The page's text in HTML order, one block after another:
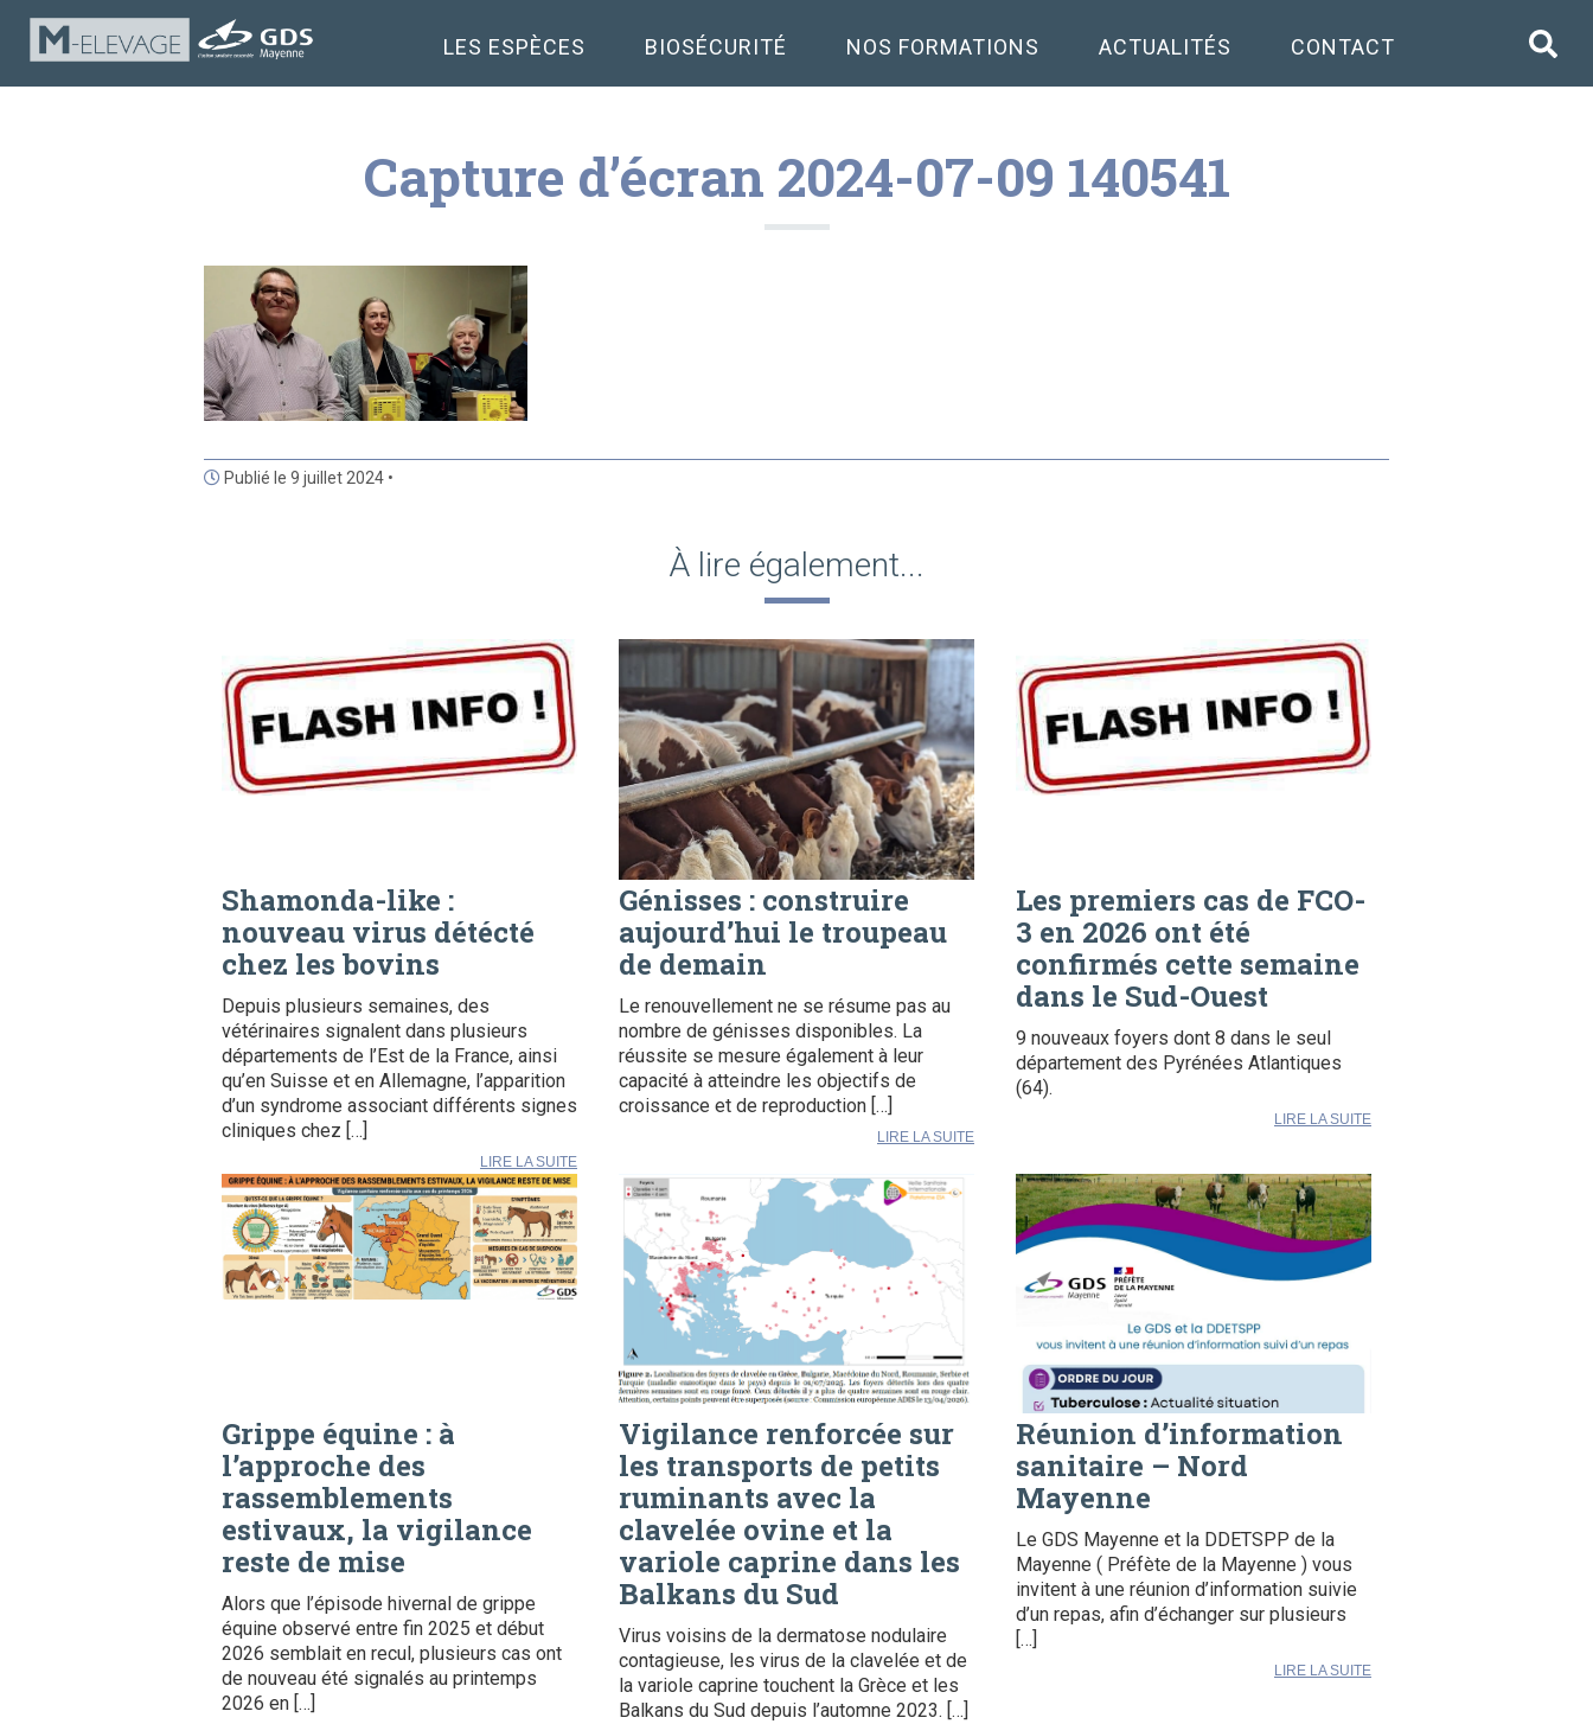
LES ESPÈCES BIOSÉCURITÉ NOS FORMATIONS ACTUALITÉS CONTACT
Capture d’écran 2024-07-09 140541
Publié le 9 juillet 2024 •
À lire également...
Shamonda-like :
nouveau virus détécté
chez les bovins
Depuis plusieurs semaines, des
vétérinaires signalent dans plusieurs
départements de l’Est de la France, ainsi
qu’en Suisse et en Allemagne, l’apparition
d’un syndrome associant différents signes
cliniques chez […]
LIRE LA SUITE
Génisses : construire
aujourd’hui le troupeau
de demain
Le renouvellement ne se résume pas au
nombre de génisses disponibles. La
réussite se mesure également à leur
capacité à atteindre les objectifs de
croissance et de reproduction […]
LIRE LA SUITE
Les premiers cas de FCO-
3 en 2026 ont été
confirmés cette semaine
dans le Sud-Ouest
9 nouveaux foyers dont 8 dans le seul
département des Pyrénées Atlantiques
(64).
LIRE LA SUITE
Grippe équine : à
l’approche des
rassemblements
estivaux, la vigilance
reste de mise
Alors que l’épisode hivernal de grippe
équine observé entre fin 2025 et début
2026 semblait en recul, plusieurs cas ont
de nouveau été signalés au printemps
2026 en […]
Vigilance renforcée sur
les transports de petits
ruminants avec la
clavelée ovine et la
variole caprine dans les
Balkans du Sud
Virus voisins de la dermatose nodulaire
contagieuse, les virus de la clavelée et de
la variole caprine touchent la Grèce et les
Balkans du Sud depuis l’automne 2023. […]
Réunion d’information
sanitaire – Nord
Mayenne
Le GDS Mayenne et la DDETSPP de la
Mayenne ( Préfète de la Mayenne ) vous
invitent à une réunion d’information suivie
d’un repas, afin d’échanger sur plusieurs
[…]
LIRE LA SUITE